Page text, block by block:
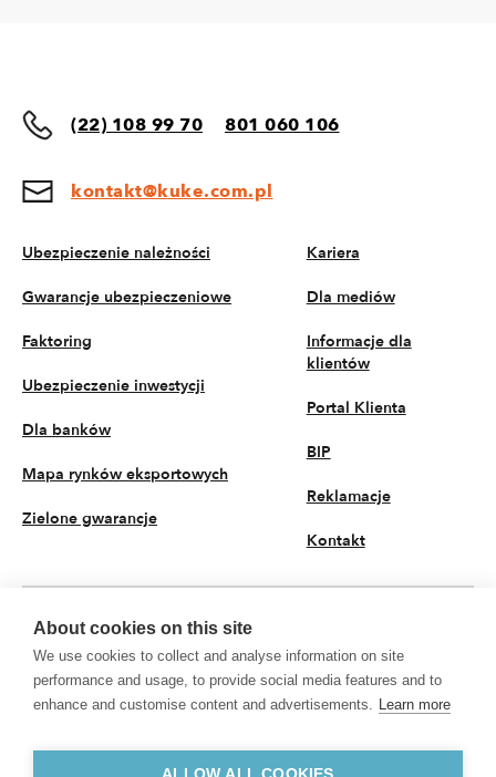
(22) 108 99 70 801 060 106
kontakt@kuke.com.pl
Ubezpieczenie należności
Gwarancje ubezpieczeniowe
Faktoring
Ubezpieczenie inwestycji
Dla banków
Mapa rynków eksportowych
Zielone gwarancje
Kariera
Dla mediów
Informacje dla
klientów
Portal Klienta
BIP
Reklamacje
Kontakt
© 2026 KUKE S.A. Wszystkie prawa zastrzeżone
Polityka prywatności
Przetwarzanie danych osobowych
KUKE S.A. z siedzibą przy ul. Kruczej 50, 00-025 Warszawa, Sąd Rejonowy dla
m.st. Warszawy w Warszawie, XII Wydział Gospodarczy Krajowego Rejestru
PL
About cookies on this site
We use cookies to collect and analyse information on site
performance and usage, to provide social media features and to
enhance and customise content and advertisements. Learn more